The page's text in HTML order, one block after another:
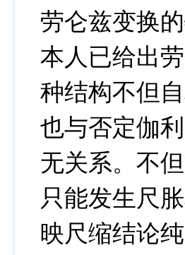
劳仑兹变换
本人已给出
种结构不但
也与否定伽
无关系。不
只能发生尺
映尺缩结论